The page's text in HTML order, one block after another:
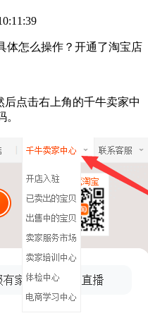
体怎么操作？ 开通了淘宝店
点击右上角的千牛卖家中